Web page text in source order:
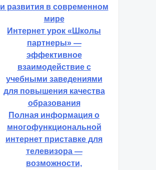
и развития в современном
мире
Интернет урок «Школы
партнеры» —
эффективное
взаимодействие с
учебными заведениями
для повышения качества
образования
Полная информация о
многофункциональной
интернет приставке для
телевизора —
возможности,